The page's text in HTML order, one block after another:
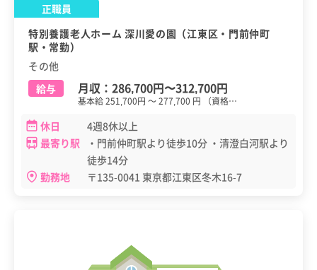
正職員
特別養護老人ホーム 深川愛の園（江東区・門前仲町
駅・常勤）
その他
給与
月収： 286,700円〜312,700円
基本給 251,700円 ～ 277,700 円 （資格…
休日
4週8休以上
最寄り駅
・門前仲町駅より徒歩10分 ・清澄白河駅より
徒歩14分
勤務地
〒135-0041 東京都江東区冬木16-7